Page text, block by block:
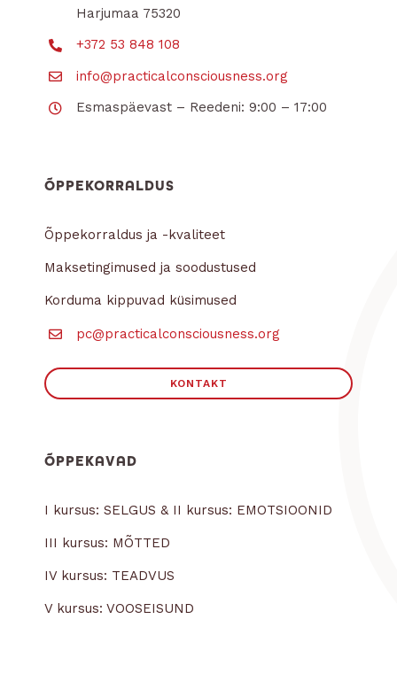
Harjumaa 75320
+372 53 848 108
info@practicalconsciousness.org
Esmaspäevast – Reedeni: 9:00 – 17:00
ÕPPEKORRALDUS
Õppekorraldus ja -kvaliteet
Maksetingimused ja soodustused
Korduma kippuvad küsimused
pc@practicalconsciousness.org
KONTAKT
ÕPPEKAVAD
I kursus: SELGUS & II kursus: EMOTSIOONID
III kursus: MÕTTED
IV kursus: TEADVUS
V kursus: VOOSEISUND